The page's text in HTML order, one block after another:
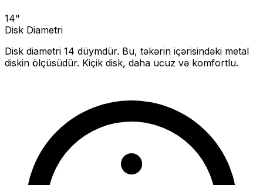
14"
Disk Diametri
Disk diametri 14 düymdür. Bu, təkərin içərisindəki metal
diskin ölçüsüdür. Kiçik disk, daha ucuz və komfortlu.